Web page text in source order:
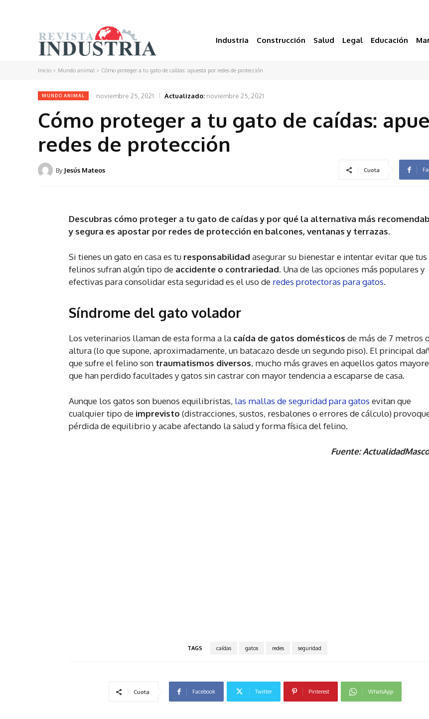
Industria Construcción Salud Legal Educación
Inicio Mundo animal Cómo proteger a tu gato de caídas: apuesta por redes de protección
MUNDO ANIMAL noviembre 25, 2021 Actualizado: noviembre 25, 2021
Cómo proteger a tu gato de caídas:
redes de protección
By Jesús Mateos Cuota
Descubras cómo proteger a tu gato de caídas y por qué la alternativa más
y segura es apostar por redes de protección en balcones, ventanas y terrazas.
Si tienes un gato en casa es tu responsabilidad asegurar su bienestar e intentar evitar que tus
felinos sufran algún tipo de accidente o contrariedad. Una de las opciones más populares y
efectivas para consolidar esta seguridad es el uso de redes protectoras para gatos.
Síndrome del gato volador
Los veterinarios llaman de esta forma a la caída de gatos domésticos de más de 7 metros
altura (lo que supone, aproximadamente, un batacazo desde un segundo piso). El principal
que sufre el felino son traumatismos diversos, mucho más graves en aquellos gatos
que han perdido facultades y gatos sin castrar con mayor tendencia a escaparse de casa.
Aunque los gatos son buenos equilibristas, las mallas de seguridad para gatos evitan que
cualquier tipo de imprevisto (distracciones, sustos, resbalones o errores de cálculo)
pérdida de equilibrio y acabe afectando la salud y forma física del felino.
Fuente:
TAGS caídas gatos redes seguridad
Cuota Facebook Twitter Pinterest WhatsApp